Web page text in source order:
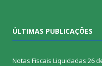
ÚLTIMAS PUBLICAÇÕES
Notas Fiscais Liquidadas 26